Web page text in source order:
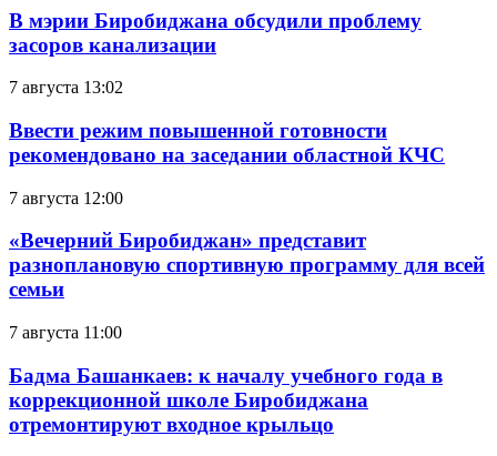
В мэрии Биробиджана обсудили проблему
засоров канализации
7 августа 13:02
Ввести режим повышенной готовности
рекомендовано на заседании областной КЧС
7 августа 12:00
«Вечерний Биробиджан» представит
разноплановую спортивную программу для всей
семьи
7 августа 11:00
Бадма Башанкаев: к началу учебного года в
коррекционной школе Биробиджана
отремонтируют входное крыльцо